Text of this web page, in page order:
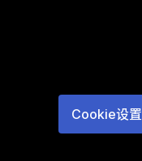
Cookie设置